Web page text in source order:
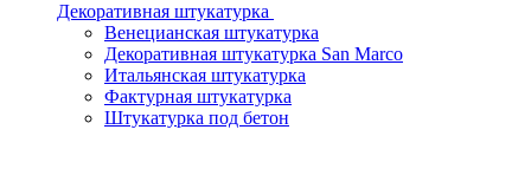
Декоративная штукатурка
Венецианская штукатурка
Декоративная штукатурка San Marco
Итальянская штукатурка
Фактурная штукатурка
Штукатурка под бетон